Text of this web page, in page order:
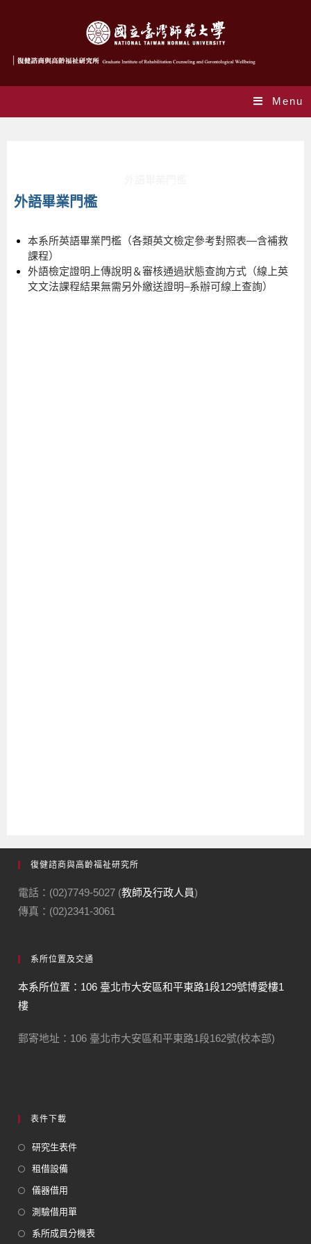
Menu
復健諮商與高齡福祉研究所
電話：(02)7749-5027 (教師及行政人員)
傳真：(02)2341-3061
系所位置及交通
本系所位置：106 臺北市大安區和平東路1段129號博愛樓1
樓
郵寄地址：106 臺北市大安區和平東路1段162號(校本部)
表件下載
研究生表件
租借設備
儀器借用
測驗借用單
系所成員分機表